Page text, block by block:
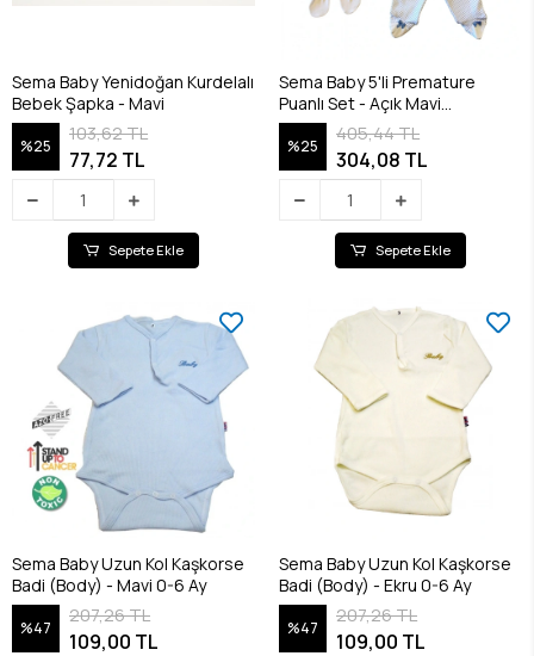
Sema Baby Yenidoğan Kurdelalı
Bebek Şapka - Mavi
%25
103,62 TL
77,72 TL
Sepete Ekle
Sema Baby 5'li Premature
Puanlı Set - Açık Mavi
8682476853155
%25
405,44 TL
304,08 TL
Sepete Ekle
Sema Baby Uzun Kol Kaşkorse
Badi (Body) - Mavi 0-6 Ay
%47
207,26 TL
109,00 TL
Sema Baby Uzun Kol Kaşkorse
Badi (Body) - Ekru 0-6 Ay
%47
207,26 TL
109,00 TL